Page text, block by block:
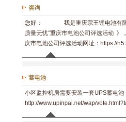
咨询
您好： 我是重庆宗王锂电池有限公
质量无忧”重庆市电池公司评选活动
庆市电池公司评选活动网址：https://
蓄电池
小区监控机房需要安装一套UPS蓄电
http://www.upinpai.net/wap/